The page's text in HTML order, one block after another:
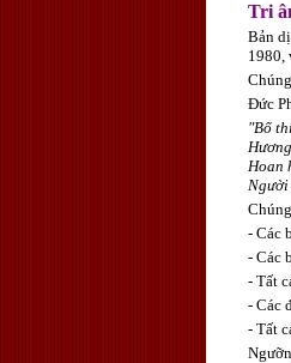
Tri
Bản
1980,
Đức
"Bố
Hoan
Người
- Các
- Các
- Tất
- Các
- Tất